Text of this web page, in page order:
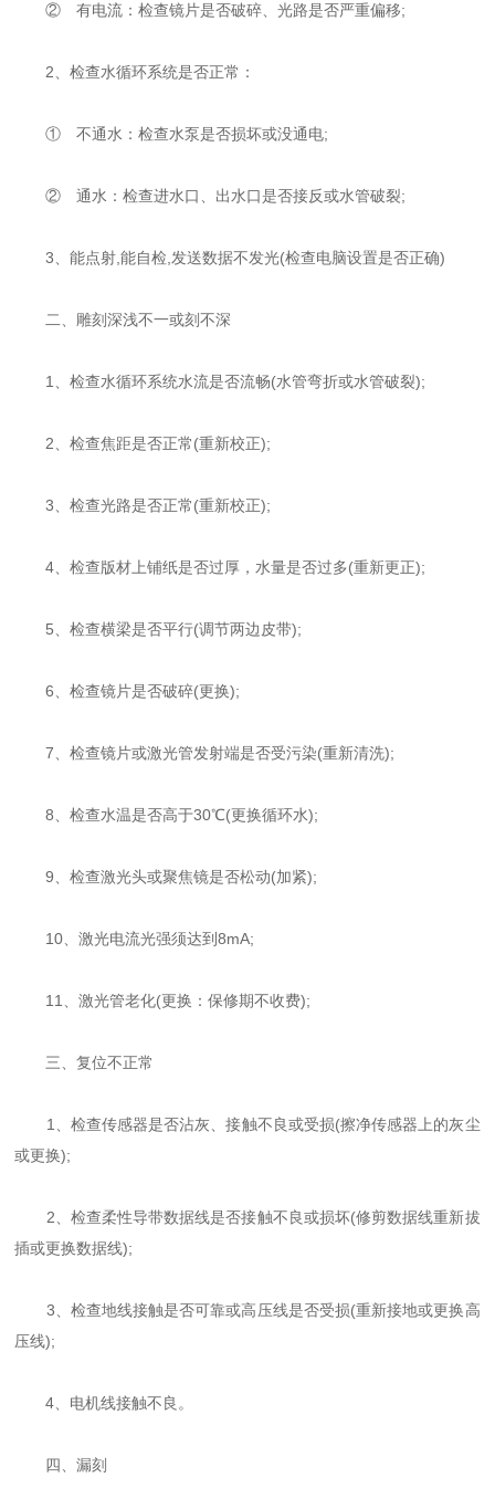
② 有电流：检查镜片是否破碎、光路是否严重偏移;
2、检查水循环系统是否正常：
① 不通水：检查水泵是否损坏或没通电;
② 通水：检查进水口、出水口是否接反或水管破裂;
3、能点射,能自检,发送数据不发光(检查电脑设置是否正确)
二、雕刻深浅不一或刻不深
1、检查水循环系统水流是否流畅(水管弯折或水管破裂);
2、检查焦距是否正常(重新校正);
3、检查光路是否正常(重新校正);
4、检查版材上铺纸是否过厚，水量是否过多(重新更正);
5、检查横梁是否平行(调节两边皮带);
6、检查镜片是否破碎(更换);
7、检查镜片或激光管发射端是否受污染(重新清洗);
8、检查水温是否高于30℃(更换循环水);
9、检查激光头或聚焦镜是否松动(加紧);
10、激光电流光强须达到8mA;
11、激光管老化(更换：保修期不收费);
三、复位不正常
1、检查传感器是否沾灰、接触不良或受损(擦净传感器上的灰尘
或更换);
2、检查柔性导带数据线是否接触不良或损坏(修剪数据线重新拔
插或更换数据线);
3、检查地线接触是否可靠或高压线是否受损(重新接地或更换高
压线);
4、电机线接触不良。
四、漏刻